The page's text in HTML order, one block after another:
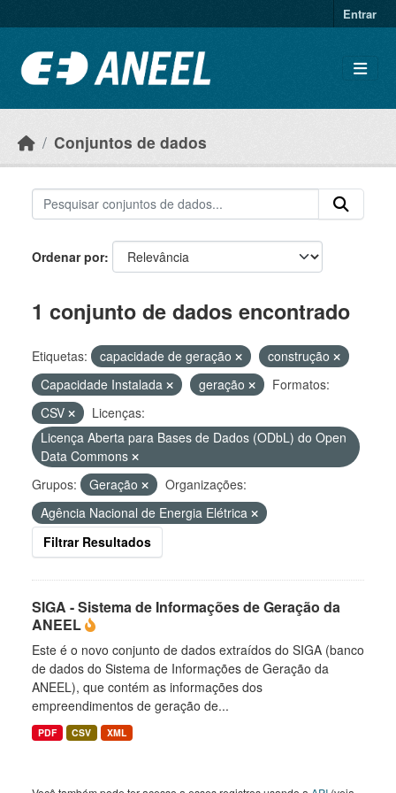
Entrar
Conjuntos de dados
Ordenar por
1 conjunto de dados encontrado
Etiquetas: capacidade de geração
construção
Capacidade Instalada
geração
Formatos:
CSV
Licenças:
Licença Aberta para Bases de Dados (ODbL) do Open
Data Commons
Grupos:
Geração
Organizações:
Agência Nacional de Energia Elétrica
Filtrar Resultados
SIGA - Sistema de Informações de Geração da
ANEEL
Este é o novo conjunto de dados extraídos do SIGA (banco
de dados do Sistema de Informações de Geração da
ANEEL), que contém as informações dos
empreendimentos de geração de...
PDF CSV XML